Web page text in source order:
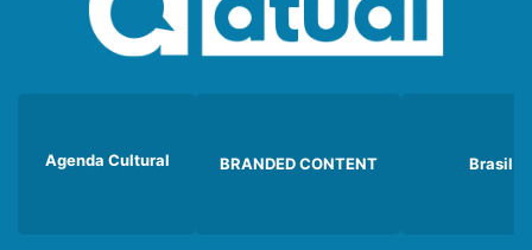
Agenda Cultural BRANDED CONTENT Brasil